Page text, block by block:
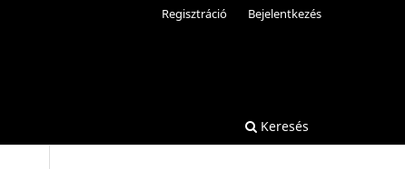
Keresés
Regisztráció Bejelentkezés